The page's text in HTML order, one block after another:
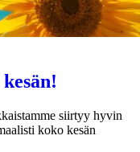
siirtyy hyvin
koko kesän